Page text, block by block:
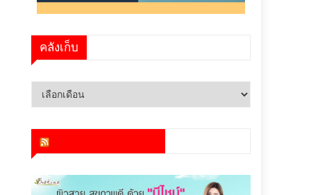
คลังเก็บ
คลัง